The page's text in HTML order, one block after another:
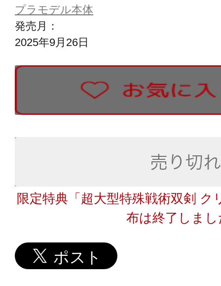
プラモデル本体
発売月：
2025年9月26日
限定特典「超大型特殊戦術双剣 ク
布は終了しまし